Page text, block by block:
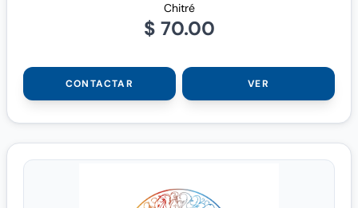
Chitré
$ 70.00
CONTACTAR VER